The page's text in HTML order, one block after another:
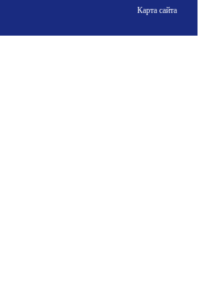
Карта сайта